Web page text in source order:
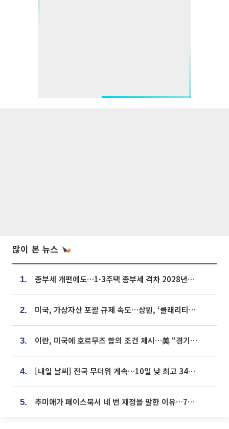
많이 본 뉴스
1. 종부세 개편에도…1·3주택 종부세 격차 2028년부터 확대
2. 미국, 가상자산 포괄 규제 속도…상원, ‘클래리티법’ 9월 절차투표 추진
3. 이란, 미국에 호르무즈 합의 조건 제시…美 “경기 아직 안 끝나” [종합]
4. [내일 날씨] 전국 무더위 계속…10일 낮 최고 34도 육박
5. 추미애가 페이스북서 네 번 재정을 말한 이유…7700억 추경 열쇠는 도의회에